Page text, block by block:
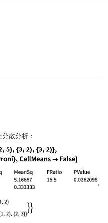
散分析：
1}, {1, 2}, {2, 4}, {2,